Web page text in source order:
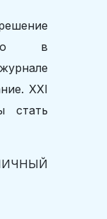
в
XXI
стать